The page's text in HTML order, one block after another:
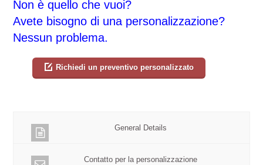
Non è quello che vuoi?
Avete bisogno di una personalizzazione?
Nessun problema.
Richiedi un preventivo personalizzato
General Details
Contatto per la personalizzazione